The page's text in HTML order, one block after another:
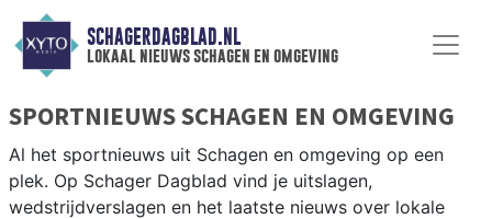
SCHAGERDAGBLAD.NL
lokaal nieuws schagen en omgeving
SPORTNIEUWS SCHAGEN EN OMGEVING
Al het sportnieuws uit Schagen en omgeving op een
plek. Op Schager Dagblad vind je uitslagen,
wedstrijdverslagen en het laatste nieuws over lokale